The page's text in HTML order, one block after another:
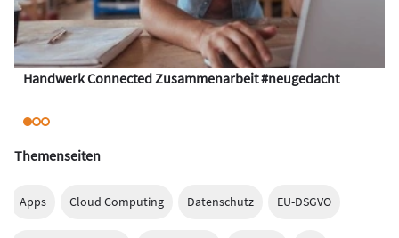
Handwerk Connected Zusammenarbeit #neugedacht
Themenseiten
Apps Cloud Computing Datenschutz EU-DSGVO